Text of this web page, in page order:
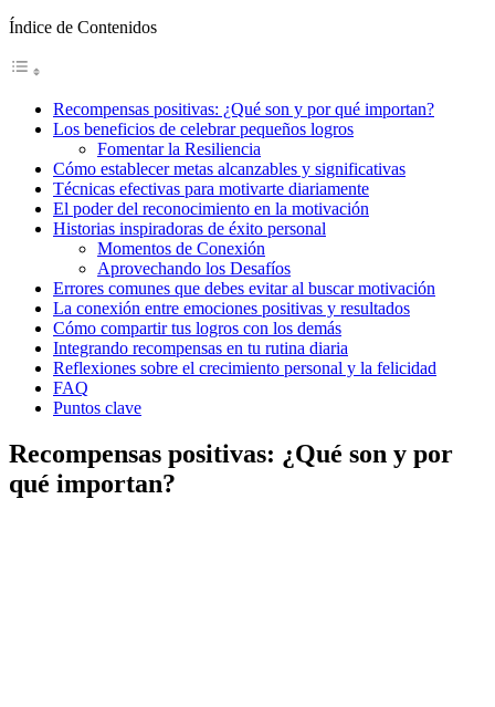
Índice de Contenidos
Recompensas positivas: ¿Qué son y por qué importan?
Los beneficios de celebrar pequeños logros
Fomentar la Resiliencia
Cómo establecer metas alcanzables y significativas
Técnicas efectivas para motivarte diariamente
El poder del reconocimiento en la motivación
Historias inspiradoras de éxito personal
Momentos de Conexión
Aprovechando los Desafíos
Errores comunes que debes evitar al buscar motivación
La conexión entre emociones positivas y resultados
Cómo compartir tus logros con los demás
Integrando recompensas en tu rutina diaria
Reflexiones sobre el crecimiento personal y la felicidad
FAQ
Puntos clave
Recompensas positivas: ¿Qué son y por
qué importan?